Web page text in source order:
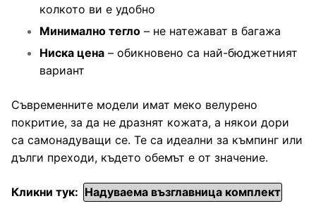
колкото ви е удобно
Минимално тегло – не натежават в багажа
Ниска цена – обикновено са най-бюджетният
вариант
Съвременните модели имат меко велурено
покритие, за да не дразнят кожата, а някои дори
са самонадуващи се. Те са идеални за къмпинг или
дълги преходи, където обемът е от значение.
Кликни тук: Надуваема възглавница комплект